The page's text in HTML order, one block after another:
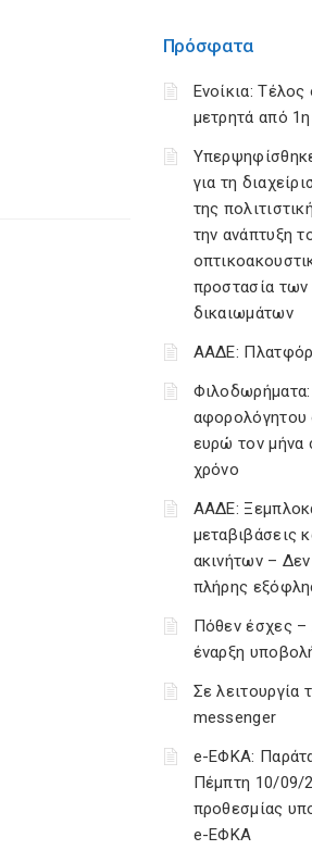
Πρόσφατα
Ενοίκια:
μετρητά από
για τη
της
την ανάπτυξη
προστασία
δικαιωμάτων
ΑΑΔΕ:
αφορολόγητου
ευρώ τον μήνα
χρόνο
ΑΑΔΕ:
μεταβιβάσεις
ακινήτων –
πλήρης
Πόθεν έσχες –
έναρξη
Σε λειτουργία
messenger
e-ΕΦΚΑ:
Πέμπτη 10/09/
προθεσμίας
e-ΕΦΚΑ